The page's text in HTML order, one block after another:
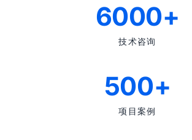
6000+
技术咨询
500+
项目案例